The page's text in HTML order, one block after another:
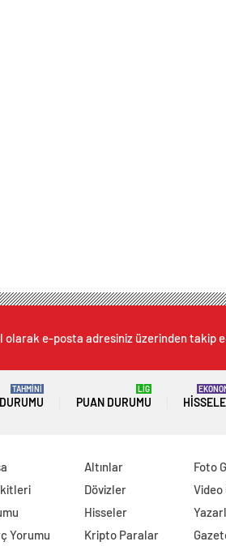
olarak e-posta adresiniz üzerinden takip
TAHMİNİ
PUAN DURUMU
LİG
Yorumu
Altınlar
Dövizler
Hisseler
Kripto Paralar
Foto
Video